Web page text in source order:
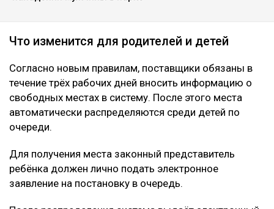
Что изменится для родителей и детей
Согласно новым правилам, поставщики обязаны в
течение трёх рабочих дней вносить информацию о
свободных местах в систему. После этого места
автоматически распределяются среди детей по
очереди.
Для получения места законный представитель
ребёнка должен лично подать электронное
заявление на постановку в очередь.